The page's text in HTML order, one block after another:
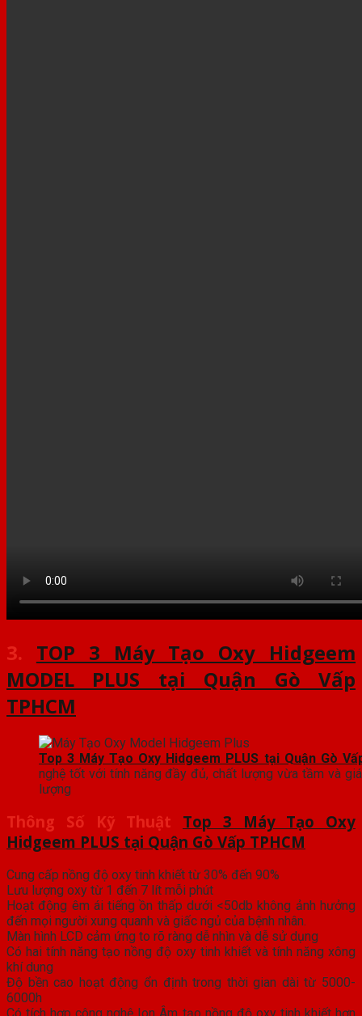
3. TOP 3 Máy Tạo Oxy Hidgeem
MODEL PLUS tại Quận Gò Vấp
TPHCM
Top 3 Máy Tạo Oxy Hidgeem PLUS tại Quận Gò
nghệ tốt với tính năng đầy đủ, chất lượng vừa tầm và
lượng
Thông Số Kỹ Thuật Top 3 Máy Tạo Oxy
Hidgeem PLUS tại Quận Gò Vấp TPHCM
Cung cấp nồng độ oxy tinh khiết từ 30% đến 90%
Lưu lượng oxy từ 1 đến 7 lít mỗi phút
Hoạt động êm ái tiếng ồn thấp dưới <50db không ảnh hưởng
đến mọi người xung quanh và giấc ngủ của bệnh nhân.
Màn hình LCD cảm ứng to rõ ràng dễ nhìn và dễ sử dụng
Có hai tính năng tạo nồng độ oxy tinh khiết và tính năng xông
khí dung
Độ bền cao hoạt động ổn định trong thời gian dài từ 5000-
6000h